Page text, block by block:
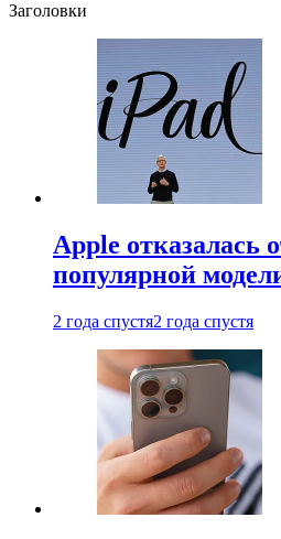
Заголовки
Apple отказалась
популярной
2 года спустя2 года спустя